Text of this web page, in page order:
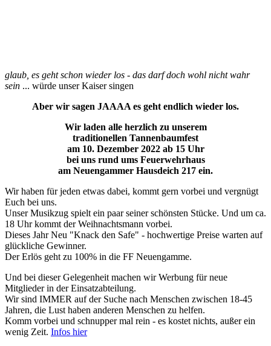
glaub, es geht schon wieder los - das darf doch wohl nicht wahr
sein ... würde unser Kaiser singen
Aber wir sagen JAAAA es geht endlich wieder los.
Wir laden alle herzlich zu unserem
traditionellen Tannenbaumfest
am 10. Dezember 2022 ab 15 Uhr
bei uns rund ums Feuerwehrhaus
am Neuengammer Hausdeich 217 ein.
Wir haben für jeden etwas dabei, kommt gern vorbei und vergnügt
Euch bei uns.
Unser Musikzug spielt ein paar seiner schönsten Stücke. Und um ca.
18 Uhr kommt der Weihnachtsmann vorbei.
Dieses Jahr Neu "Knack den Safe" - hochwertige Preise warten auf
glückliche Gewinner.
Der Erlös geht zu 100% in die FF Neuengamme.
Und bei dieser Gelegenheit machen wir Werbung für neue
Mitglieder in der Einsatzabteilung.
Wir sind IMMER auf der Suche nach Menschen zwischen 18-45
Jahren, die Lust haben anderen Menschen zu helfen.
Komm vorbei und schnupper mal rein - es kostet nichts, außer ein
wenig Zeit. Infos hier